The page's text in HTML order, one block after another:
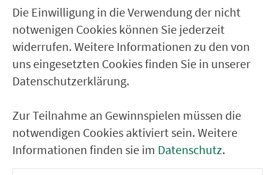
Weiden Oberpf. Neues Rathaus
RÜCKFAHRT
Weiden Bahnhof
Weiden Oberpf. Neues Rathaus
Weiden Josefskirche
Weiden Sebastianstr/Klinikum
Die Einwilligung in die Verwendung der nicht
notwenigen Cookies können Sie jederzeit
widerrufen. Weitere Informationen zu den von
uns eingesetzten Cookies finden Sie in unserer
Datenschutzerklärung.
Zur Teilnahme an Gewinnspielen müssen die
notwendigen Cookies aktiviert sein. Weitere
Informationen finden sie im Datenschutz.